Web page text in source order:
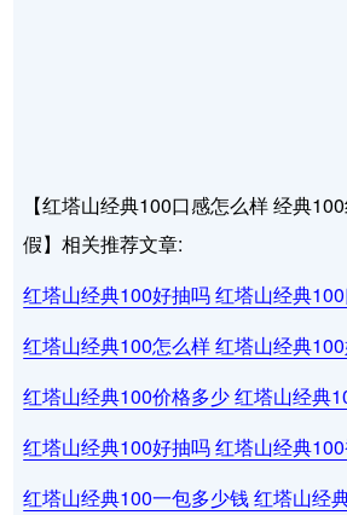
【红塔山经典100口感怎么样 经典
假】相关推荐文章:
红塔山经典100好抽吗 红塔山经典
红塔山经典100怎么样 红塔山经典
红塔山经典100价格多少 红塔山经典
红塔山经典100好抽吗 红塔山经典
红塔山经典100一包多少钱 红塔山经